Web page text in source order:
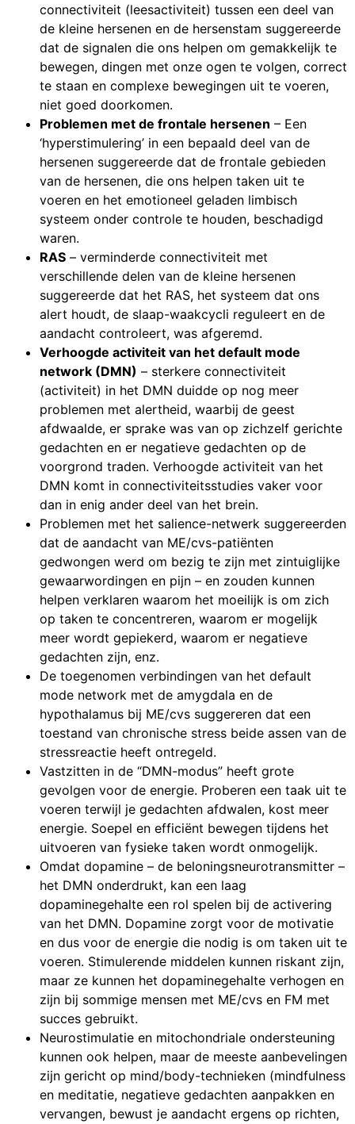
connectiviteit (leesactiviteit) tussen een deel van
de kleine hersenen en de hersenstam suggereerde
dat de signalen die ons helpen om gemakkelijk te
bewegen, dingen met onze ogen te volgen, correct
te staan en complexe bewegingen uit te voeren,
niet goed doorkomen.
Problemen met de frontale hersenen – Een
‘hyperstimulering’ in een bepaald deel van de
hersenen suggereerde dat de frontale gebieden
van de hersenen, die ons helpen taken uit te
voeren en het emotioneel geladen limbisch
systeem onder controle te houden, beschadigd
waren.
RAS – verminderde connectiviteit met
verschillende delen van de kleine hersenen
suggereerde dat het RAS, het systeem dat ons
alert houdt, de slaap-waakcycli reguleert en de
aandacht controleert, was afgeremd.
Verhoogde activiteit van het default mode
network (DMN) – sterkere connectiviteit
(activiteit) in het DMN duidde op nog meer
problemen met alertheid, waarbij de geest
afdwaalde, er sprake was van op zichzelf gerichte
gedachten en er negatieve gedachten op de
voorgrond traden. Verhoogde activiteit van het
DMN komt in connectiviteitsstudies vaker voor
dan in enig ander deel van het brein.
Problemen met het salience-netwerk suggereerden
dat de aandacht van ME/cvs-patiënten
gedwongen werd om bezig te zijn met zintuiglijke
gewaarwordingen en pijn – en zouden kunnen
helpen verklaren waarom het moeilijk is om zich
op taken te concentreren, waarom er mogelijk
meer wordt gepiekerd, waarom er negatieve
gedachten zijn, enz.
De toegenomen verbindingen van het default
mode network met de amygdala en de
hypothalamus bij ME/cvs suggereren dat een
toestand van chronische stress beide assen van de
stressreactie heeft ontregeld.
Vastzitten in de “DMN-modus” heeft grote
gevolgen voor de energie. Proberen een taak uit te
voeren terwijl je gedachten afdwalen, kost meer
energie. Soepel en efficiënt bewegen tijdens het
uitvoeren van fysieke taken wordt onmogelijk.
Omdat dopamine – de beloningsneurotransmitter –
het DMN onderdrukt, kan een laag
dopaminegehalte een rol spelen bij de activering
van het DMN. Dopamine zorgt voor de motivatie
en dus voor de energie die nodig is om taken uit te
voeren. Stimulerende middelen kunnen riskant zijn,
maar ze kunnen het dopaminegehalte verhogen en
zijn bij sommige mensen met ME/cvs en FM met
succes gebruikt.
Neurostimulatie en mitochondriale ondersteuning
kunnen ook helpen, maar de meeste aanbevelingen
zijn gericht op mind/body-technieken (mindfulness
en meditatie, negatieve gedachten aanpakken en
vervangen, bewust je aandacht ergens op richten,